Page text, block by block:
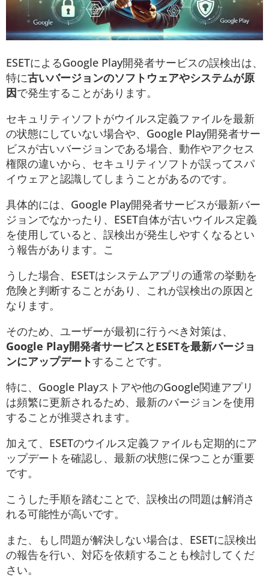
ESETによるGoogle Play開発者サービスの誤検出は、
特に古いバージョンのソフトウェアやシステムが原
因で発生することがあります。
セキュリティソフトがウイルス定義ファイルを最新
の状態にしていない場合や、Google Play開発者サー
ビスが古いバージョンである場合、動作やアクセス
権限の違いから、セキュリティソフトが誤ってスパ
イウェアと認識してしまうことがあるのです。
具体的には、Google Play開発者サービスが最新バー
ジョンでなかったり、ESET自体が古いウイルス定義
を使用していると、誤検出が発生しやすくなるとい
う報告があります​。こ
うした場合、ESETはシステムアプリの通常の挙動を
危険と判断することがあり、これが誤検出の原因と
なります。
そのため、ユーザーが最初に行うべき対策は、
Google Play開発者サービスとESETを最新バージョ
ンにアップデートすることです。
特に、Google Playストアや他のGoogle関連アプリ
は頻繁に更新されるため、最新のバージョンを使用
することが推奨されます。
加えて、ESETのウイルス定義ファイルも定期的にア
ップデートを確認し、最新の状態に保つことが重要
です。
こうした手順を踏むことで、誤検出の問題は解消さ
れる可能性が高いです。
また、もし問題が解決しない場合は、ESETに誤検出
の報告を行い、対応を依頼することも検討してくだ
さい。